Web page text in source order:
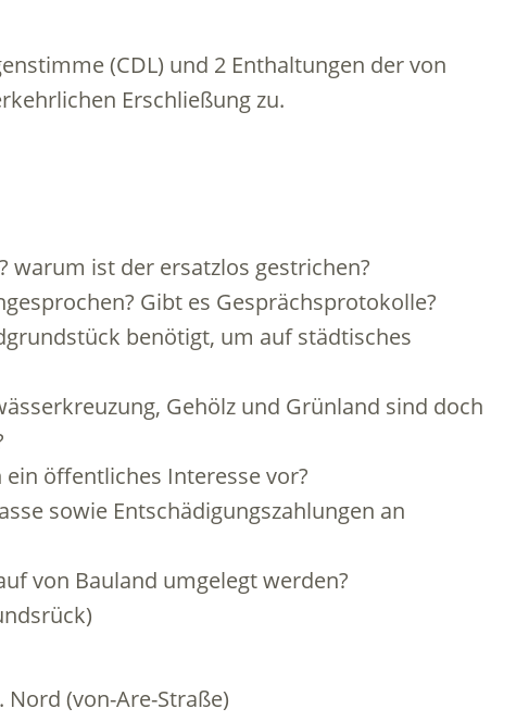
(CDL) und 2 Enthaltungen der von
Erschließung zu.
warum ist der ersatzlos gestrichen?
Gibt es Gesprächsprotokolle?
benötigt, um auf städtisches
Gehölz und Grünland sind doch
öffentliches Interesse vor?
sowie Entschädigungszahlungen an
von Bauland umgelegt werden?
(von-Are-Straße)